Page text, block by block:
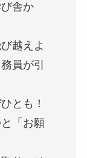
舎か
越えよ
員が引
とも！
「お願